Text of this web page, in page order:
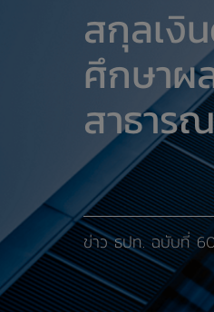
สกุลเงิ
ศึกษาผ
สาธา
ข่าว ธปท. ​ฉบับที่